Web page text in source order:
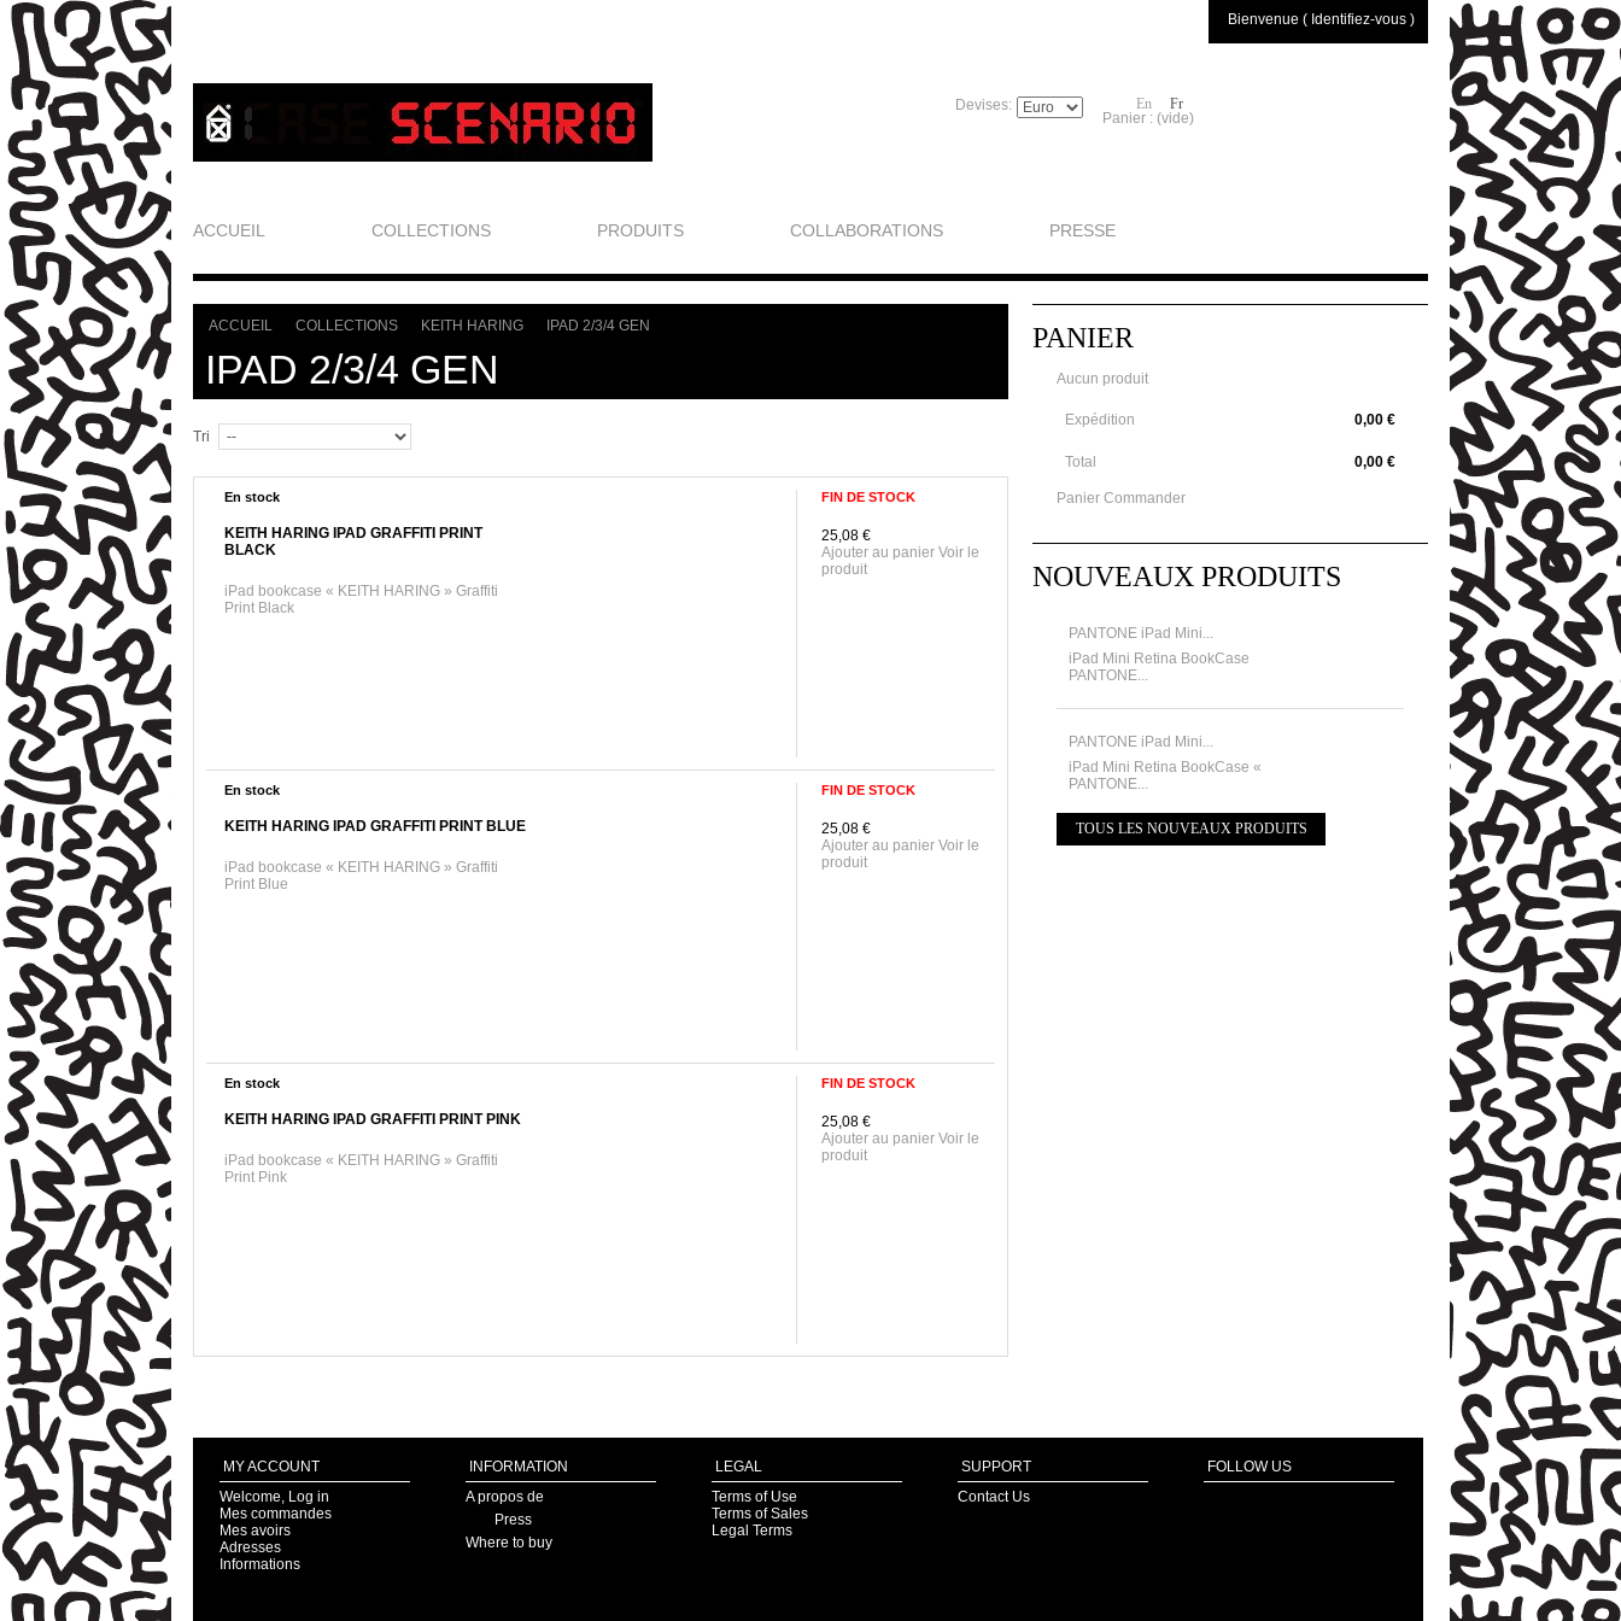
Panier : (vide)
Bienvenue ( Identifiez-vous )
En Fr
ACCUEIL COLLECTIONS PRODUITS COLLABORATIONS PRESSE
Devises:
ACCUEIL COLLECTIONS KEITH HARING IPAD 2/3/4 GEN
IPAD 2/3/4 GEN
Tri
En stock
KEITH HARING IPAD GRAFFITI PRINT
BLACK
iPad bookcase « KEITH HARING » Graffiti
Print Black
FIN DE STOCK
25,08 €
Ajouter au panier Voir le
produit
En stock
KEITH HARING IPAD GRAFFITI PRINT BLUE
iPad bookcase « KEITH HARING » Graffiti
Print Blue
FIN DE STOCK
25,08 €
Ajouter au panier Voir le
produit
En stock
KEITH HARING IPAD GRAFFITI PRINT PINK
iPad bookcase « KEITH HARING » Graffiti
Print Pink
FIN DE STOCK
25,08 €
Ajouter au panier Voir le
produit
PANIER
Aucun produit
0,00 €
Expédition
0,00 €
Total
Panier Commander
NOUVEAUX PRODUITS
PANTONE iPad Mini...
iPad Mini Retina BookCase
PANTONE...
PANTONE iPad Mini...
iPad Mini Retina BookCase «
PANTONE...
TOUS LES NOUVEAUX PRODUITS
MY ACCOUNT
Welcome, Log in
Mes commandes
Mes avoirs
Adresses
Informations
INFORMATION
A propos de
Press
Where to buy
LEGAL
Terms of Use
Terms of Sales
Legal Terms
SUPPORT
Contact Us
FOLLOW US